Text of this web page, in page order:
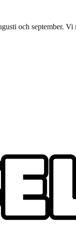
och september.